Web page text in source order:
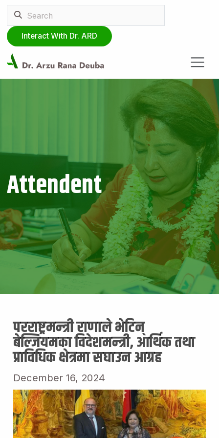
Interact With Dr. ARD
Attendent
परराष्ट्रमन्त्री राणाले भेटिन्
बेल्जियमका विदेशमन्त्री, आर्थिक तथा
प्राविधिक क्षेत्रमा सघाउन आग्रह
December 16, 2024